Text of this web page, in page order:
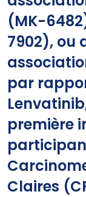
(MK-
7902), ou
par
première
Claires